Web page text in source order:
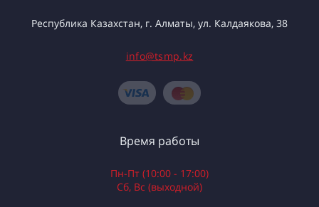
Республика Казахстан, г. Алматы, ул. Калдаякова, 38
info@tsmp.kz
Время работы
Пн-Пт (10:00 - 17:00)
Сб, Вс (выходной)